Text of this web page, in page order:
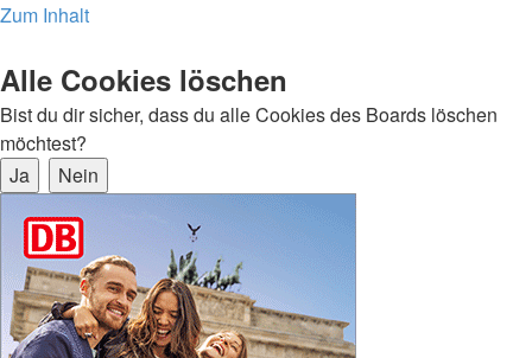
Zum Inhalt
Alle Cookies löschen
Bist du dir sicher, dass du alle Cookies des Boards löschen
möchtest?